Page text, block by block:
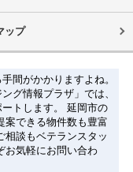
ップ
間がかかりますよね。
グ情報プラザ」では、
トします。 延岡市の
案できる物件数も豊富
相談もベテランスタッ
お気軽にお問い合わ